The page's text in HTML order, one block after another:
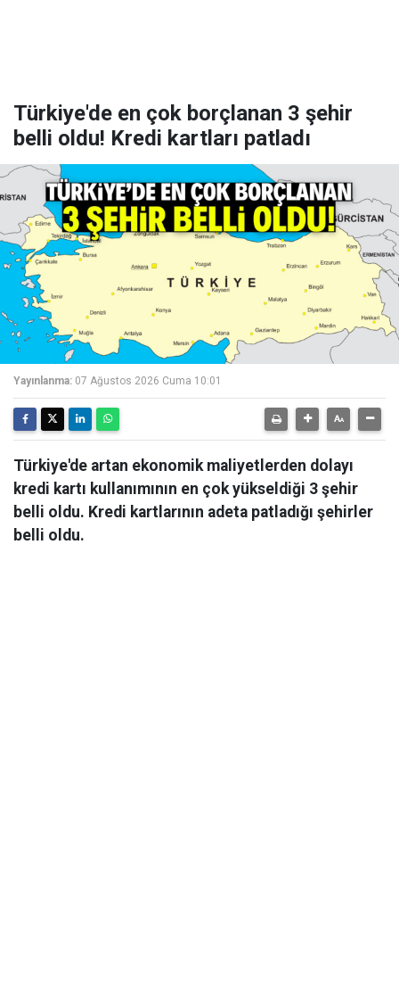
Türkiye'de en çok borçlanan 3 şehir
belli oldu! Kredi kartları patladı
Yayınlanma: 07 Ağustos 2026 Cuma 10:01
Türkiye'de artan ekonomik maliyetlerden dolayı
kredi kartı kullanımının en çok yükseldiği 3 şehir
belli oldu. Kredi kartlarının adeta patladığı şehirler
belli oldu.